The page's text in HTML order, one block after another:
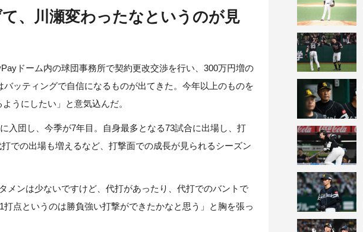
て、川瀬変わったなというのが見
ドーム内の球団事務所で契約更改交渉を行い、300万円増の
ッティングで自信になるものが出てきた。今年以上のものを
うにしたい」と意気込んだ。
入団し、今季が7年目。自身最多となる73試合に出場し、打
での出場も増えるなど、打撃面での成長が見られるシーズン
ンは少ないですけど、代打があったり、代打でのバントで
点というのは勝負強い打撃ができたかなと思う」と胸を張っ